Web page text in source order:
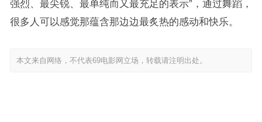
强烈、最尖锐、最单纯而又最充足的表示”，通过舞蹈，
很多人可以感觉那蕴含那边边最炙热的感动和快乐。
本文来自网络，不代表69电影网立场，转载请注明出处。